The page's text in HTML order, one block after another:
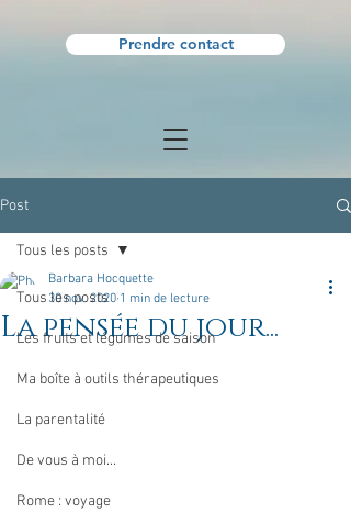
Prendre contact
Post
Tous les posts
Les fruits et légumes de saison
Ma boîte à outils thérapeutiques
La parentalité
De vous à moi...
Rome : voyage
Tous les posts
La pensée du jour...
Barbara Hocquette
30 nov. 2020 1 min de lecture